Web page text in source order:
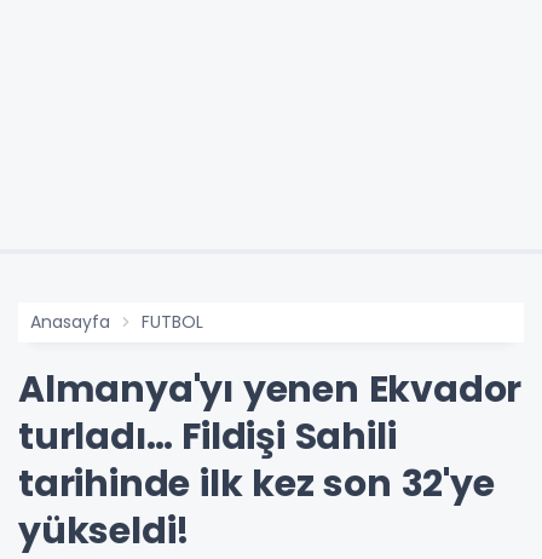
Anasayfa FUTBOL
Almanya'yı yenen Ekvador
turladı… Fildişi Sahili
tarihinde ilk kez son 32'ye
yükseldi!